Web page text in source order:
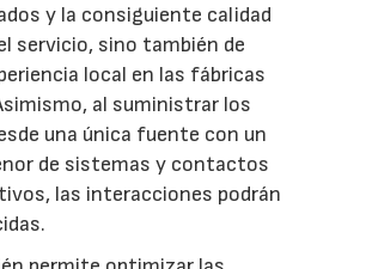
y la consiguiente calidad
servicio, sino también de
local en las fábricas
al suministrar los
una única fuente con un
de sistemas y contactos
las interacciones podrán